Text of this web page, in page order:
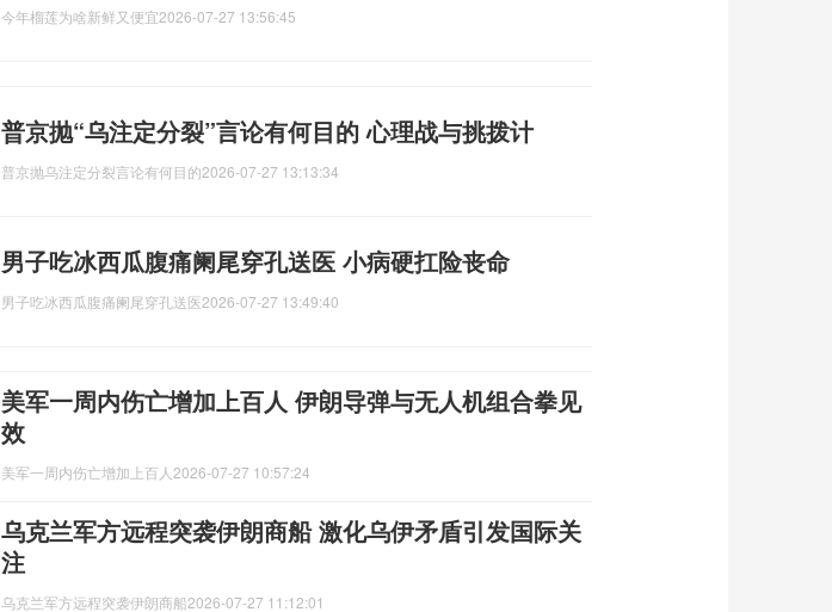
今年榴莲为啥新鲜又便宜2026-07-27 13:56:45
普京抛“乌注定分裂”言论有何目的 心理战与挑拨计
普京抛乌注定分裂言论有何目的2026-07-27 13:13:34
男子吃冰西瓜腹痛阑尾穿孔送医 小病硬扛险丧命
男子吃冰西瓜腹痛阑尾穿孔送医2026-07-27 13:49:40
美军一周内伤亡增加上百人 伊朗导弹与无人机组合拳见
效
美军一周内伤亡增加上百人 2026-07-27 10:57:24
乌克兰军方远程突袭伊朗商船 激化乌伊矛盾引发国际关
注
乌克兰军方远程突袭伊朗商船2026-07-27 11:12:01